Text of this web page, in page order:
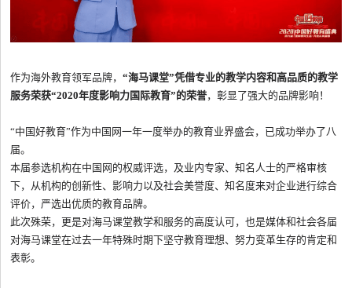
作为海外教育领军品牌，“海马课堂”凭借专业的教学内容和高品质的教学
服务荣获“2020年度影响力国际教育”的荣誉，彰显了强大的品牌影响！
“中国好教育”作为中国网一年一度举办的教育业界盛会，已成功举办了八
届。
本届参选机构在中国网的权威评选，及业内专家、知名人士的严格审核
下，从机构的创新性、影响力以及社会美誉度、知名度来对企业进行综合
评价，严选出优质的教育品牌。
此次殊荣，更是对海马课堂教学和服务的高度认可，也是媒体和社会各届
对海马课堂在过去一年特殊时期下坚守教育理想、努力变革生存的肯定和
表彰。